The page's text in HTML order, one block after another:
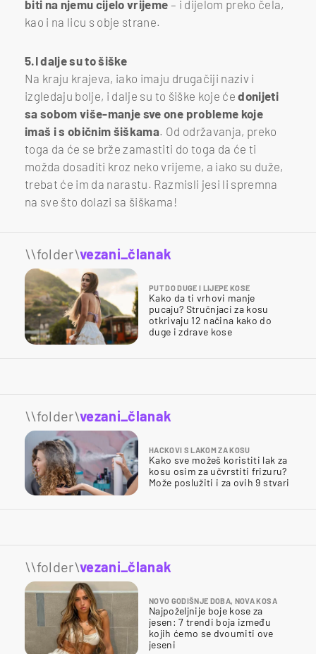
biti na njemu cijelo vrijeme – i dijelom preko čela,
kao i na licu s obje strane.
5.I dalje su to šiške
Na kraju krajeva, iako imaju drugačiji naziv i
izgledaju bolje, i dalje su to šiške koje će donijeti
sa sobom više-manje sve one probleme koje
imaš i s običnim šiškama. Od održavanja, preko
toga da će se brže zamastiti do toga da će ti
možda dosaditi kroz neko vrijeme, a iako su duže,
trebat će im da narastu. Razmisli jesi li spremna
na sve što dolazi sa šiškama!
\\folder\vezani_članak
PUT DO DUGE I LIJEPE KOSE
Kako da ti vrhovi manje
pucaju? Stručnjaci za kosu
otkrivaju 12 načina kako do
duge i zdrave kose
\\folder\vezani_članak
HACKOVI S LAKOM ZA KOSU
Kako sve možeš koristiti lak za
kosu osim za učvrstiti frizuru?
Može poslužiti i za ovih 9 stvari
\\folder\vezani_članak
NOVO GODIŠNJE DOBA, NOVA KOSA
Najpoželjnije boje kose za
jesen: 7 trendi boja između
kojih ćemo se dvoumiti ove
jeseni